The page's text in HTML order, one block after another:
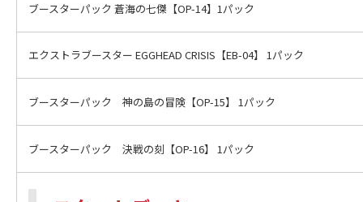
ブースターパック 蒼海の七傑【OP-14】1パック
エクストラブースター EGGHEAD CRISIS【EB-04】 1パック
ブースターパック 神の島の冒険【OP-15】 1パック
ブースターパック 決戦の刻【OP-16】 1パック